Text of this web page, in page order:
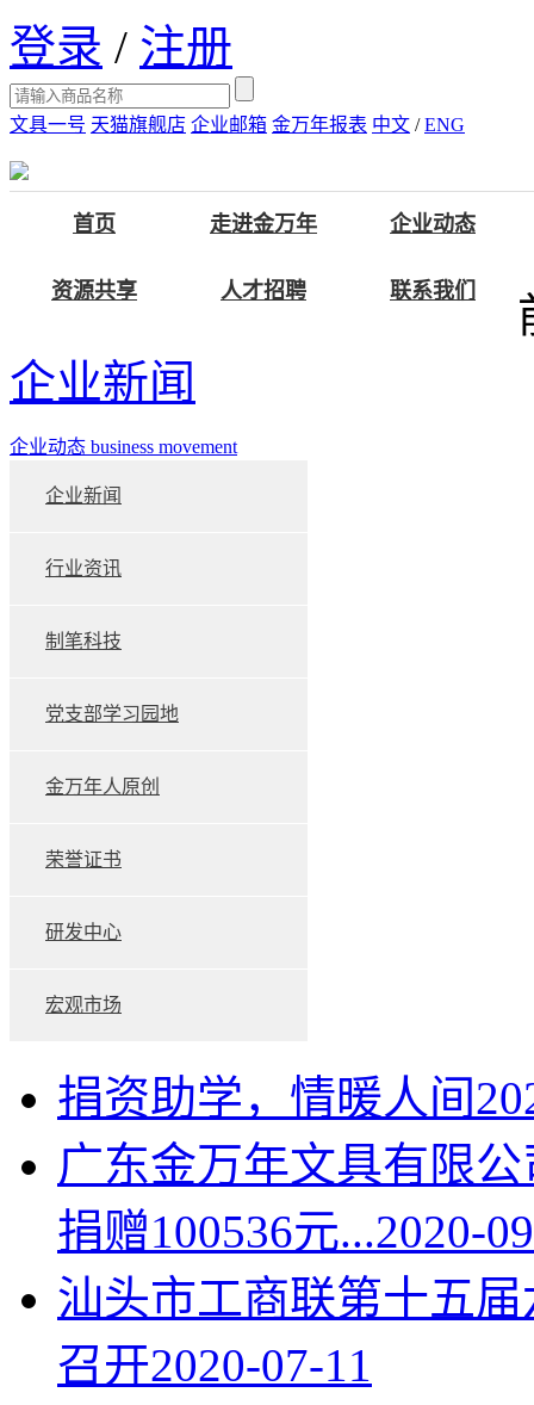
登录 / 注册
文具一号 天猫旗舰店 企业邮箱 金万年报表 中文 / ENG
首页 走进金万年 企业动态
资源共享 人才招聘 联系我们
企业新闻
企业动态 business movement
企业新闻
行业资讯
制笔科技
党支部学习园地
金万年人原创
荣誉证书
研发中心
宏观市场
捐资助学，情暖人间
广东金万年文具有限
捐赠100536元...2020-
汕头市工商联第十五
召开2020-07-11